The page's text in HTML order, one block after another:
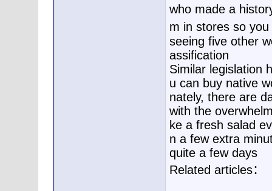
who made a
m in stores so
seeing five other
assification
Similar legislation
u can buy native
nately, there are
with the
ke a fresh salad
n a few extra
quite a few days
Related articles：